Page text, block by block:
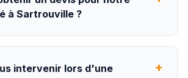
à Sartrouville ?
intervenir lors d'une
+